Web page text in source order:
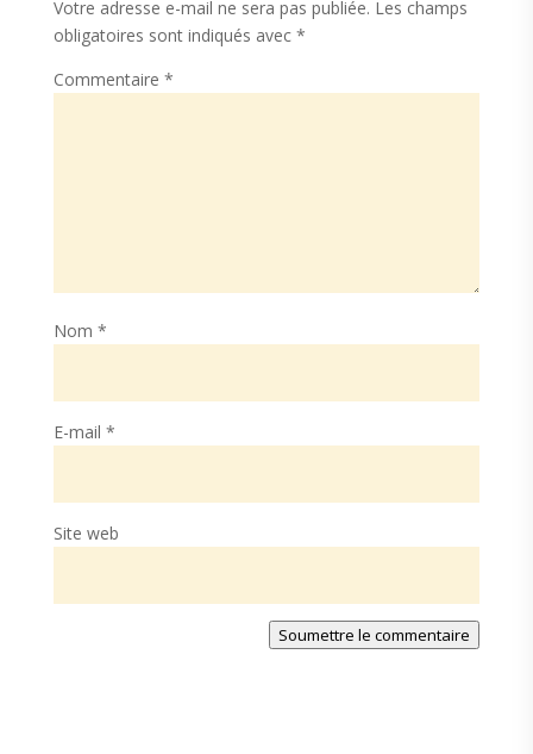
Votre adresse e-mail ne sera pas publiée. Les champs
obligatoires sont indiqués avec *
Commentaire *
Nom *
E-mail *
Site web
Soumettre le commentaire